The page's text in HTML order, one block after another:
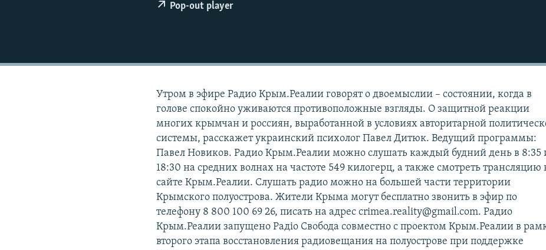
УКРАИНСКАЯ ПРОБЛЕМА КРЫМА
Pop-out player
Утром в эфире Радио Крым.Реалии говорят о двоемыслии – состоянии, когда в
голове спокойно уживаются противоположные взгляды. О защитной реакции
многих крымчан и россиян, выработанной в условиях авторитарной
системы, расскажет украинский психолог Павел Дитюк. Ведущий программы:
Павел Новиков. Радио Крым.Реалии можно слушать каждый будний день в 8:35
18:30 на средних волнах на частоте 549 килогерц, а также смотреть трансляцию
сайте Крым.Реалии. Слушать радио можно на большей части территории
Крымского полуострова. Жители Крыма могут бесплатно звонить в эфир по
телефону 8 800 100 69 26, писать на адрес crimea.reality@gmail.com. Радио
Крым.Реалии запущено Радіо Свобода совместно с проектом Крым.Реалии в
второго этапа восстановления радиовещания на полуострове при поддержке